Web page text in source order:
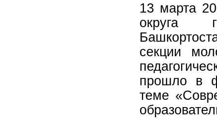
13 марта
округа
секции
прошло в
теме